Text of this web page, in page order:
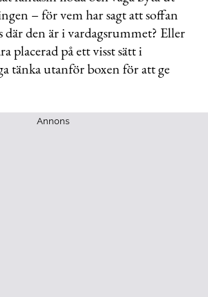
– för vem har sagt att soffan
där den är i vardagsrummet? Eller
placerad på ett visst sätt i
tänka utanför boxen för att ge
Annons